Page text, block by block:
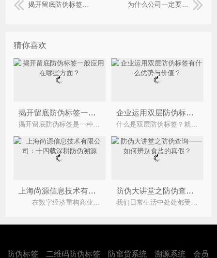
揭开留底防伪标签一般运用在哪些领域？ 为什么公司一定要做防伪标签？
猜你喜欢
揭开留底防伪标签一般应用在哪些方面？ 企业运用双层防伪标签有什么优势与价值？
上海尚源信息技术有限公司：十四载深耕防伪溯源 防伪大讲堂之防伪查询——如何辨别食盐的真假？
防伪标签 二维码防伪标签 防窜货系统 溯源系统 会员